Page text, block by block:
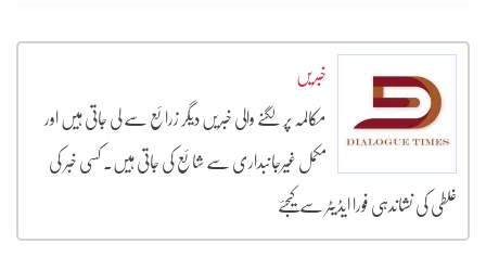
خبریں
مکالمہ پر لگنے والی خبریں دیگر زرائع سے لی جاتی ہیں اور
مکمل غیرجانبداری سے شائع کی جاتی ہیں۔ کسی خبر کی
غلطی کی نشاندہی فورا ایڈیٹر سے کیجئے